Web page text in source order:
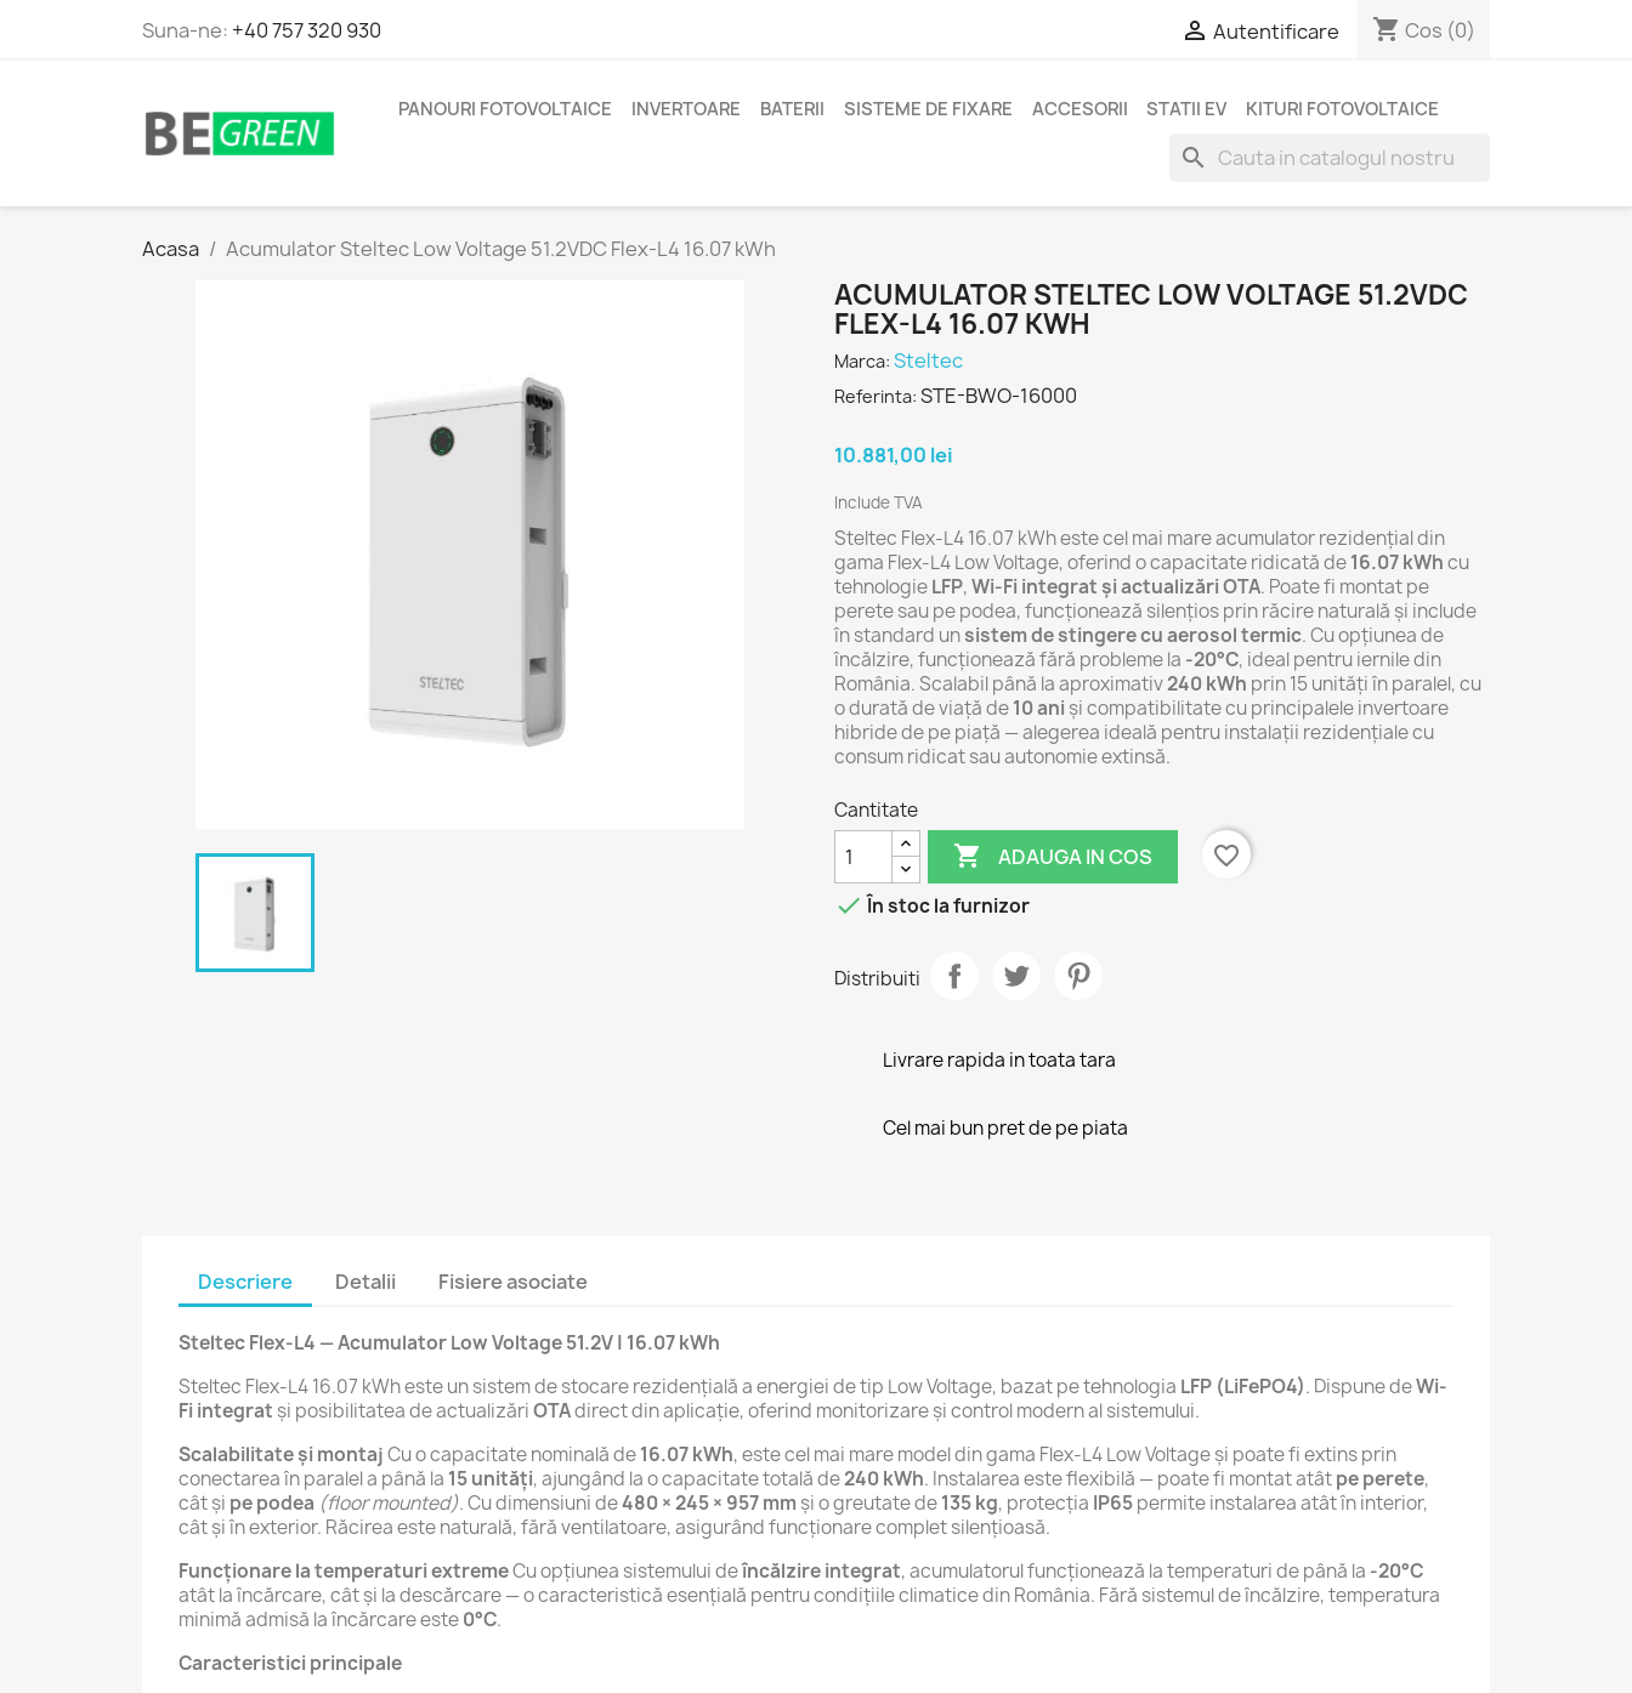
Suna-ne: +40 757 320 930  Autentificare shopping_cart Cos (0)
PANOURI FOTOVOLTAICE INVERTOARE BATERII SISTEME DE FIXARE ACCESORII STATII EV KITURI FOTOVOLTAICE
search
Acasa Acumulator Steltec Low Voltage 51.2VDC Flex-L4 16.07 kWh
ACUMULATOR STELTEC LOW VOLTAGE 51.2VDC
FLEX-L4 16.07 KWH
Marca: Steltec
Referinta: STE-BWO-16000
10.881,00 lei
Include TVA
Steltec Flex-L4 16.07 kWh este cel mai mare acumulator rezidențial din
gama Flex-L4 Low Voltage, oferind o capacitate ridicată de16.07 kWhcu
tehnologieLFP,Wi-Fi integrat și actualizări OTA. Poate fi montat pe
perete sau pe podea, funcționează silențios prin răcire naturală și include
în standard unsistem de stingere cu aerosol termic. Cu opțiunea de
încălzire, funcționează fără probleme la -20°C, ideal pentru iernile din
România. Scalabil până la aproximativ240 kWh prin 15 unități în paralel, cu
o durată de viață de10 ani și compatibilitate cu principalele invertoare
hibride de pe piață — alegerea ideală pentru instalații rezidențiale cu
consum ridicat sau autonomie extinsă.
Cantitate
 ADAUGA IN COS
favorite_border
 În stoc la furnizor
Distribuiti
Livrare rapida in toata tara
Cel mai bun pret de pe piata
Descriere Detalii Fisiere asociate
Steltec Flex-L4 — Acumulator Low Voltage 51.2V | 16.07 kWh
Steltec Flex-L4 16.07 kWh este un sistem de stocare rezidențială a energiei de tip Low Voltage, bazat pe tehnologia LFP (LiFePO4). Dispune deWi-
Fi integrat și posibilitatea de actualizăriOTAdirect din aplicație, oferind monitorizare și control modern al sistemului.
Scalabilitate și montajCu o capacitate nominală de16.07 kWh, este cel mai mare model din gama Flex-L4 Low Voltage și poate fi extins prin
conectarea în paralel a până la 15 unități, ajungând la o capacitate totală de240 kWh. Instalarea este flexibilă — poate fi montat atâtpe perete,
cât și pe podea (floor mounted). Cu dimensiuni de480 × 245 × 957 mm și o greutate de135 kg, protecția IP65permite instalarea atât în interior,
cât și în exterior. Răcirea este naturală, fără ventilatoare, asigurând funcționare complet silențioasă.
Funcționare la temperaturi extremeCu opțiunea sistemului deîncălzire integrat, acumulatorul funcționează la temperaturi de până la -20°C
atât la încărcare, cât și la descărcare — o caracteristică esențială pentru condițiile climatice din România. Fără sistemul de încălzire, temperatura
minimă admisă la încărcare este0°C.
Caracteristici principale